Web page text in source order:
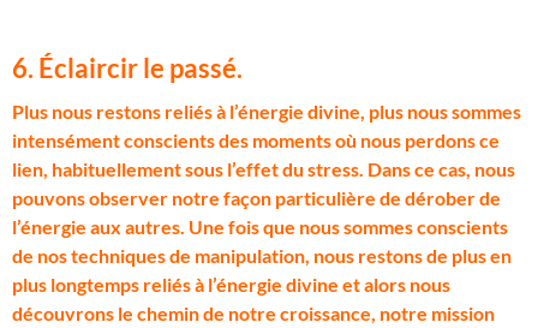
6. Éclaircir le passé.
Plus nous restons reliés à l’énergie divine, plus nous sommes
intensément conscients des moments où nous perdons ce
lien, habituellement sous l’effet du stress. Dans ce cas, nous
pouvons observer notre façon particulière de dérober de
l’énergie aux autres. Une fois que nous sommes conscients
de nos techniques de manipulation, nous restons de plus en
plus longtemps reliés à l’énergie divine et alors nous
découvrons le chemin de notre croissance, notre mission